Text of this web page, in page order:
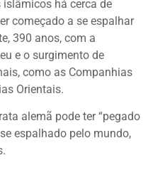
há cerca de
começado a se espalhar
390 anos, com a
e o surgimento de
como as Companhias
Orientais.
alemã pode ter “pegado
espalhado pelo mundo,